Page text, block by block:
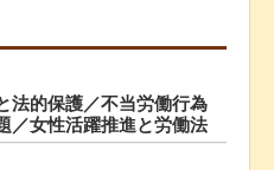
法的保護／不当労働行為
／女性活躍推進と労働法